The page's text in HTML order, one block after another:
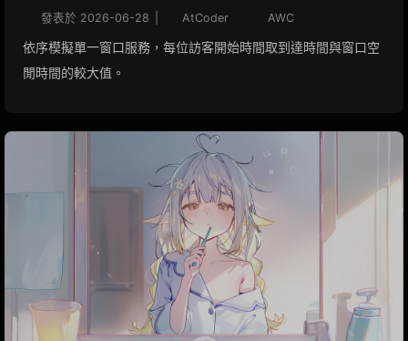
發表於 2026-06-28 AtCoder AWC
依序模擬單一窗口服務，每位訪客開始時間取到達時間與窗口空
閒時間的較大值。